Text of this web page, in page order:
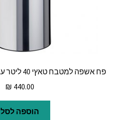
פח אשפה למטבח טאץי 40 ליטר עגול מבריק MELICONI
₪ 440.00
הוספה לסל